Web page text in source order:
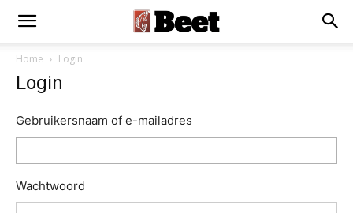
Home Login
Login
Gebruikersnaam of e-mailadres
Wachtwoord